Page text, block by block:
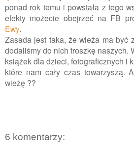
ponad rok temu i powstała z tego
efekty możecie obejrzeć na FB
Ewy.
Zasada jest taka, że wieża ma być
dodaliśmy do nich troszkę naszych.
książek dla dzieci, fotograficznych i
które nam cały czas towarzyszą.
wieżę ??
6 komentarzy: